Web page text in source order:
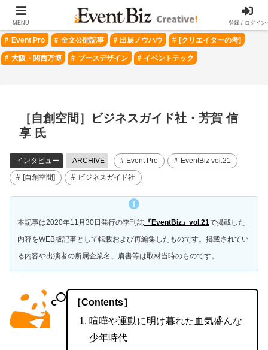
＃ 注目のトピック
Event Pro 全文公開記事 出展ノウハウ [クリエイターの考]
大阪・関西万博 ブースデザイン イベントテック
［自創空間］ビジネスガイド社・芳賀 信
享 氏
インタビュー ARCHIVE Event Pro
EventBiz vol.21
[自創空間]
ビジネスガイド社
本記事は2020年11月30日発行の季刊誌 『EventBiz』vol.21で掲載した
内容をWEB版記事として転載および再編集したものです。掲載されてい
る内容や出演者の所属企業名、肩書等は取材当時のものです。
［Contents］
喧嘩や運動に明け暮れた血気盛んな
少年時代
MENU 登録 / ログイン